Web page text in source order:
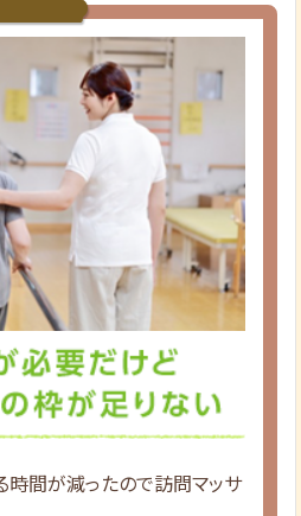
時間が減ったので訪問マッサ